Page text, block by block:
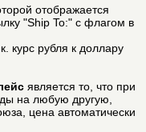
отображается
"Ship To:" с флагом в
курс рубля к доллару
является то, что при
на любую другую,
цена автоматически